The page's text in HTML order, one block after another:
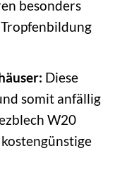
besonders
Diese
somit anfällig
W20